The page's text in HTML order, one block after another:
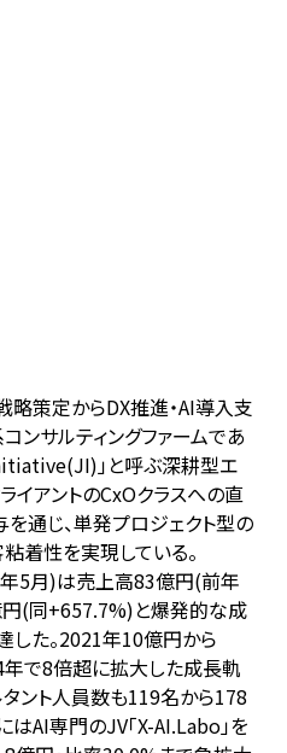
略策定からDX推進・AI導入支
ンサルティングファームであ
」と呼ぶ深耕型エ
イアントのCxOクラスへの直
通じ、単発プロジェクト型の
着性を実現している。
5月)は売上高83億円(前年
(同+657.7%)と爆発的な成
した。2021年10億円から
で8倍超に拡大した成長軌
ント人員数も119名から178
AI専門のJV「X-AI.Labo」を